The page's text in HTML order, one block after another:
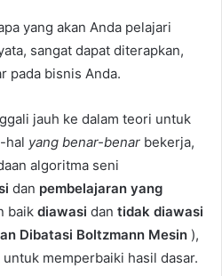
yang akan Anda pelajari
sangat dapat diterapkan,
pada bisnis Anda.
jauh ke dalam teori untuk
hal yang benar-benar bekerja,
algoritma seni
dan pembelajaran yang
baik diawasi dan tidak diawasi
Dibatasi Boltzmann Mesin ),
memperbaiki hasil dasar.